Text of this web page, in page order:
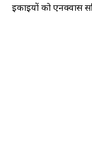
इकाइयों को एनक्वास